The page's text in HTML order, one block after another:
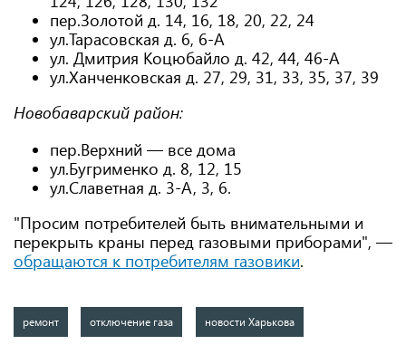
пер.Золотой д. 14, 16, 18, 20, 22, 24
ул.Тарасовская д. 6, 6-А
ул. Дмитрия Коцюбайло д. 42, 44, 46-А
ул.Ханченковская д. 27, 29, 31, 33, 35, 37, 39
Новобаварский район:
пер.Верхний — все дома
ул.Бугрименко д. 8, 12, 15
ул.Славетная д. 3-А, 3, 6.
"Просим потребителей быть внимательными и
перекрыть краны перед газовыми приборами", —
обращаются к потребителям газовики.
ремонт отключение газа новости Харькова